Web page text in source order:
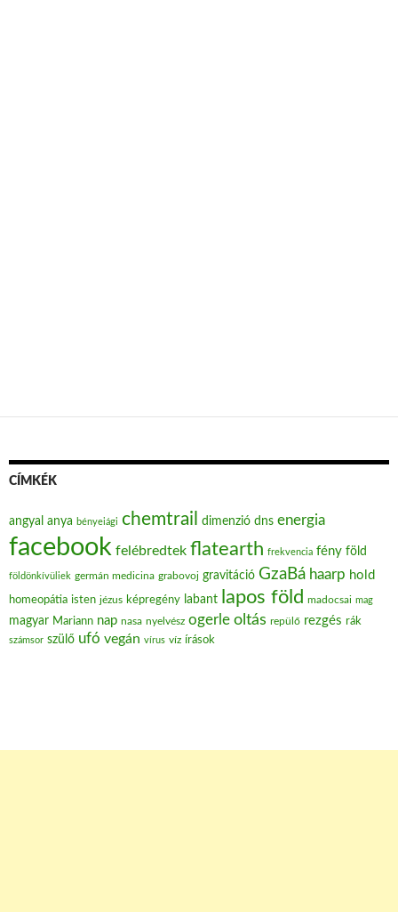
CÍMKÉK
angyal anya bényeiági chemtrail dimenzió dns energia
facebook felébredtek flatearth frekvencia fény föld
földönkívüliek germán medicina grabovoj gravitáció GzaBá haarp hold
homeopátia isten jézus képregény labant lapos föld madocsai mag
magyar Mariann nap nasa nyelvész ogerle oltás repülő rezgés rák
számsor szülő ufó vegán vírus víz írások